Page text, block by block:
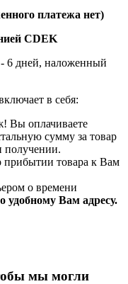
платежа нет)
CDEK
- 6 дней, наложенный
в себя:
Вы оплачиваете
сумму за товар
получении.
товара к Вам
о времени
удобному Вам адресу.
мы могли